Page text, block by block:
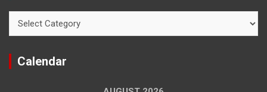
Calendar